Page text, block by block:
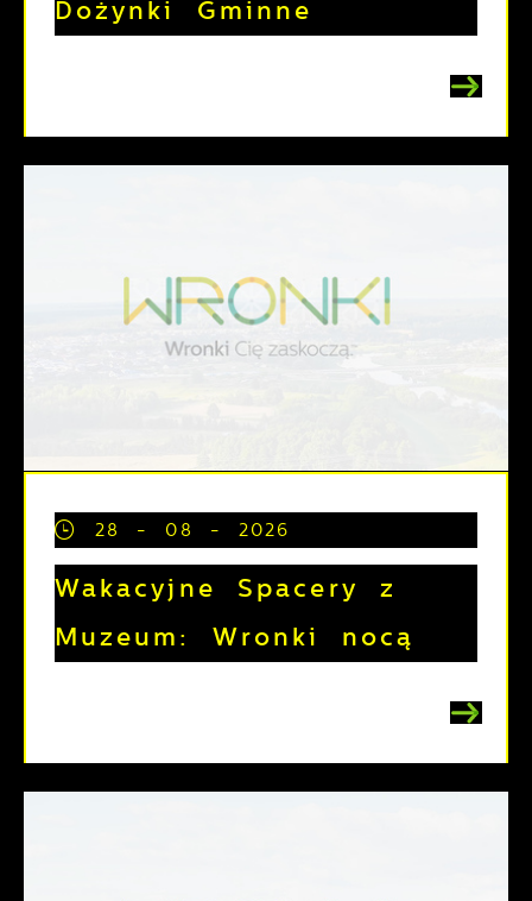
Dożynki Gminne
28 - 08 - 2026
Wakacyjne Spacery z
Muzeum: Wronki nocą